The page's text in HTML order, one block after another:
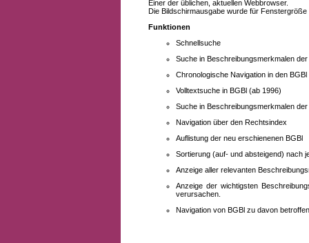
Einer der üblichen, aktuellen Webbrowser.
Die Bildschirmausgabe wurde für
Funktionen
Schnellsuche
Suche in Beschreibungsmerkmalen
Chronologische Navigation in den BGBl
Volltextsuche in BGBl (ab 1996)
Suche in Beschreibungsmerkmalen
Navigation über den Rechtsindex
Auflistung der neu erschienenen BGBl
Sortierung (auf- und absteigend) nach
Anzeige aller relevanten
Anzeige der wichtigsten
verursachen.
Navigation von BGBl zu davon